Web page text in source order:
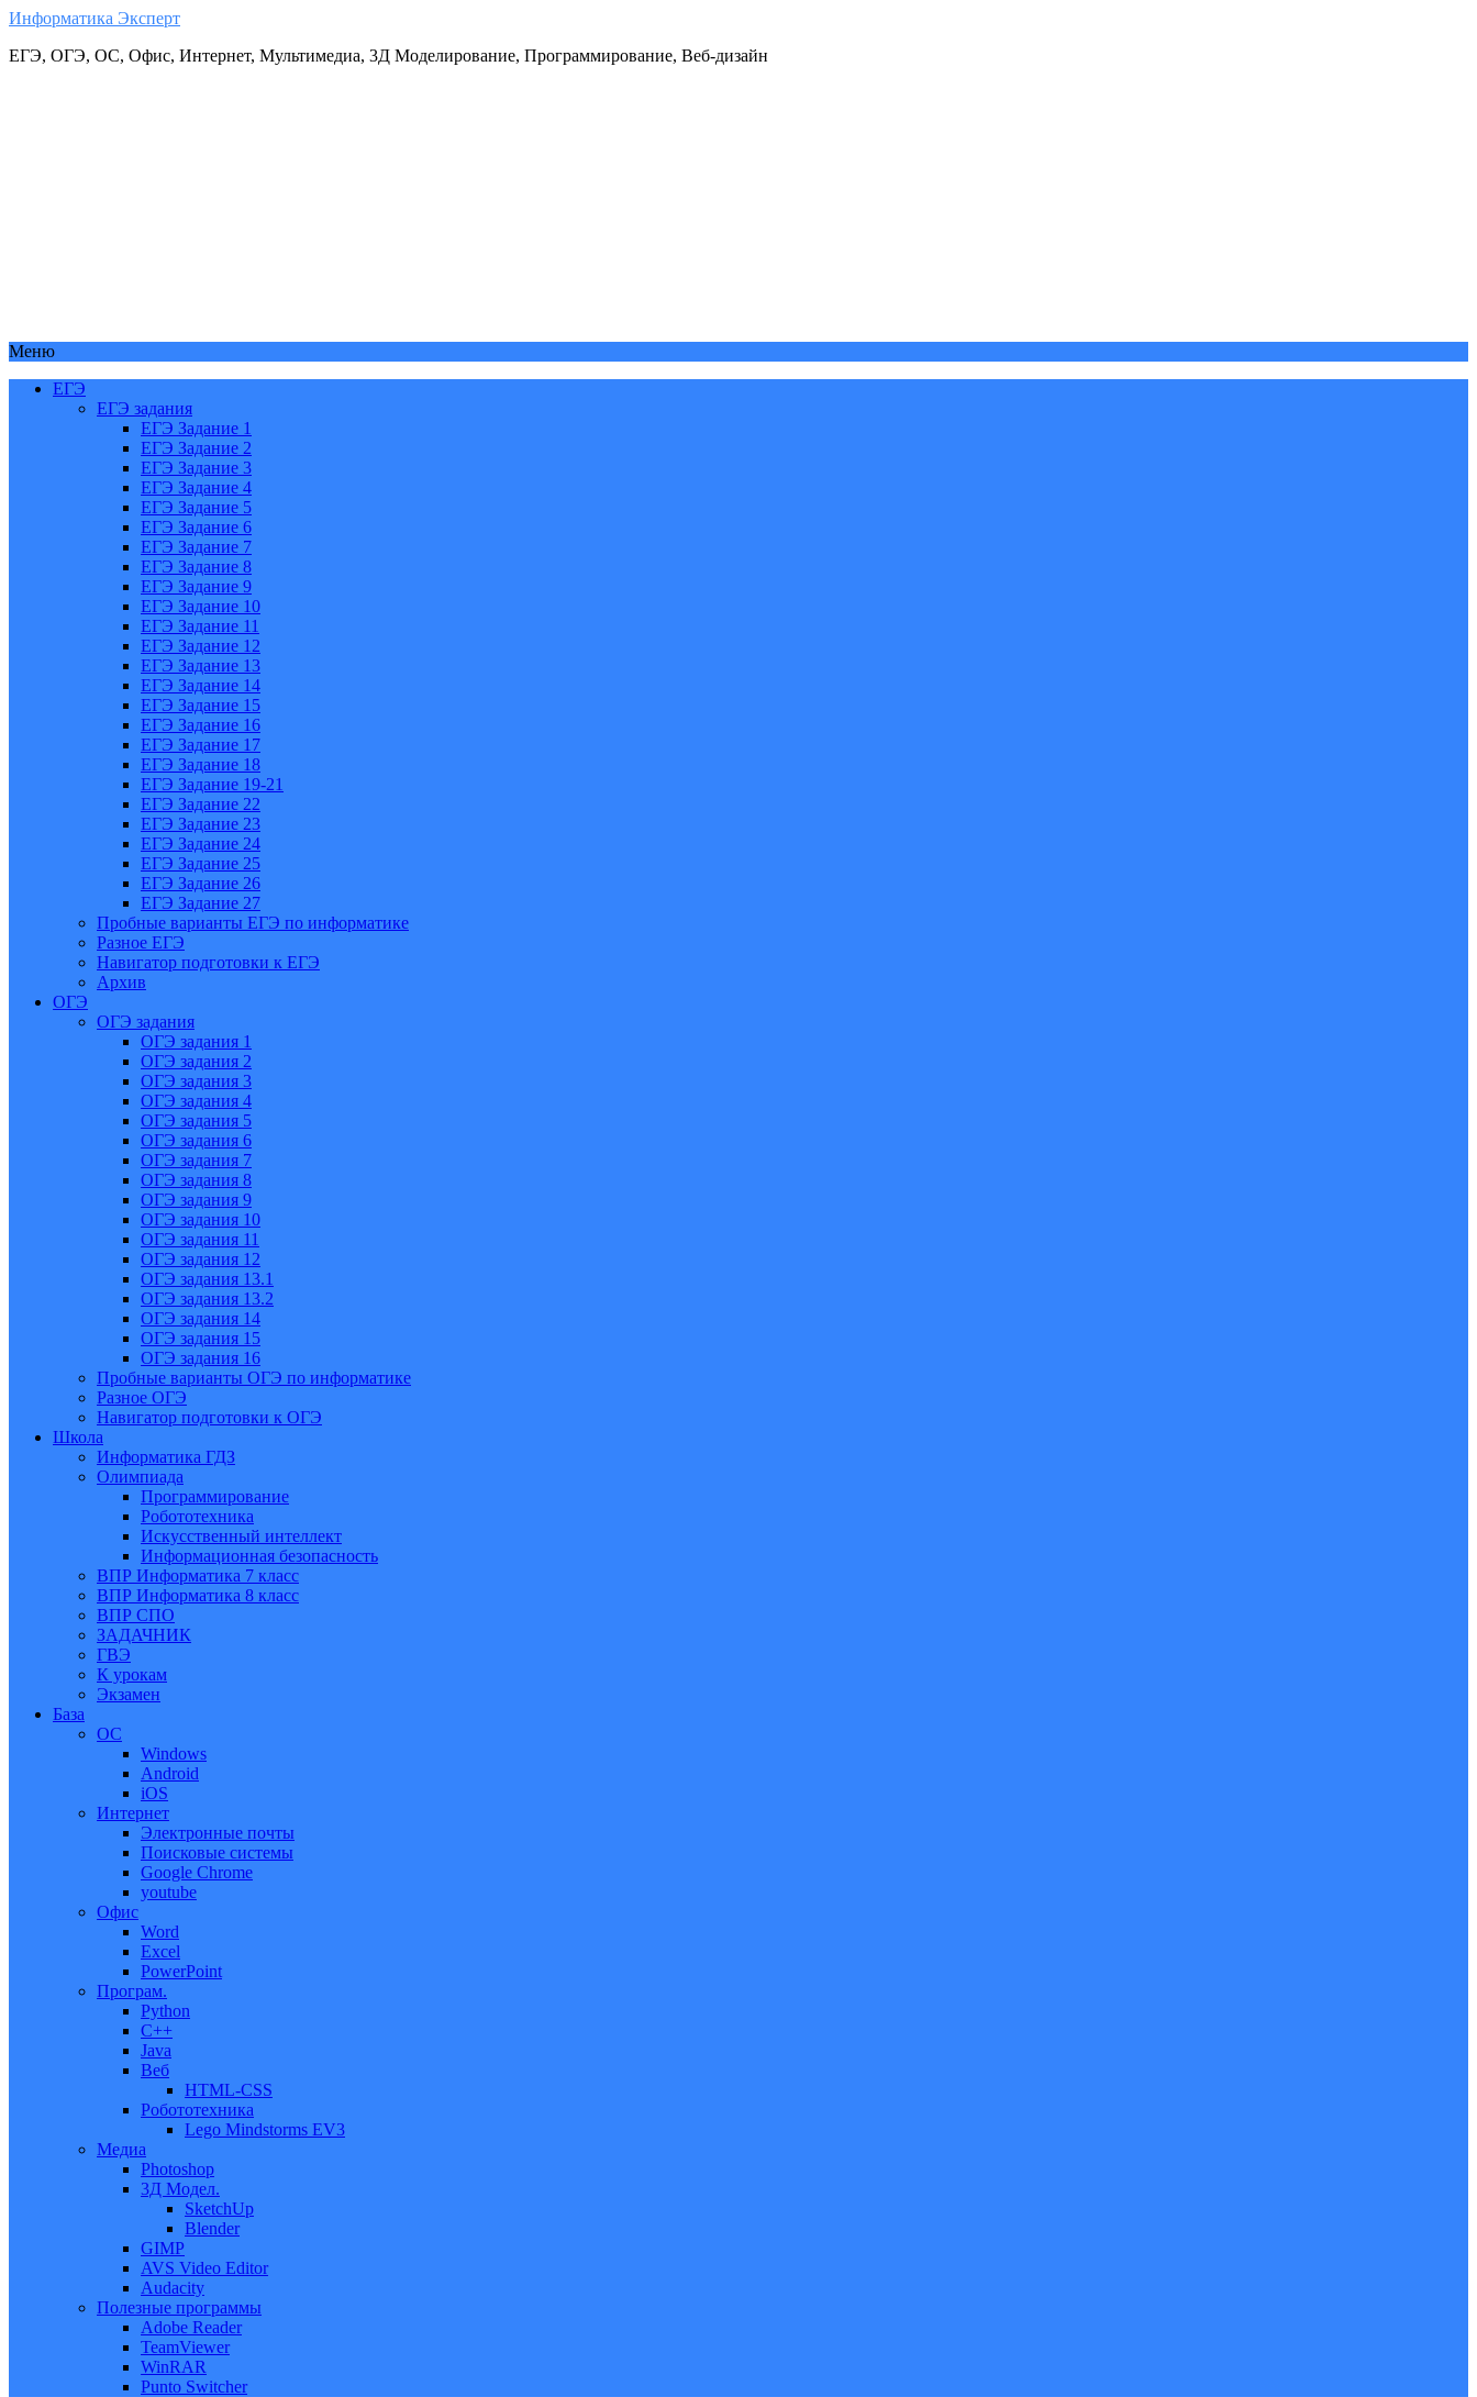
Информатика Эксперт
ЕГЭ, ОГЭ, ОС, Офис, Интернет, Мультимедиа, 3Д Моделирование, Программирование, Веб-дизайн
Меню
ЕГЭ
ЕГЭ задания
ЕГЭ Задание 1
ЕГЭ Задание 2
ЕГЭ Задание 3
ЕГЭ Задание 4
ЕГЭ Задание 5
ЕГЭ Задание 6
ЕГЭ Задание 7
ЕГЭ Задание 8
ЕГЭ Задание 9
ЕГЭ Задание 10
ЕГЭ Задание 11
ЕГЭ Задание 12
ЕГЭ Задание 13
ЕГЭ Задание 14
ЕГЭ Задание 15
ЕГЭ Задание 16
ЕГЭ Задание 17
ЕГЭ Задание 18
ЕГЭ Задание 19-21
ЕГЭ Задание 22
ЕГЭ Задание 23
ЕГЭ Задание 24
ЕГЭ Задание 25
ЕГЭ Задание 26
ЕГЭ Задание 27
Пробные варианты ЕГЭ по информатике
Разное ЕГЭ
Навигатор подготовки к ЕГЭ
Архив
ОГЭ
ОГЭ задания
ОГЭ задания 1
ОГЭ задания 2
ОГЭ задания 3
ОГЭ задания 4
ОГЭ задания 5
ОГЭ задания 6
ОГЭ задания 7
ОГЭ задания 8
ОГЭ задания 9
ОГЭ задания 10
ОГЭ задания 11
ОГЭ задания 12
ОГЭ задания 13.1
ОГЭ задания 13.2
ОГЭ задания 14
ОГЭ задания 15
ОГЭ задания 16
Пробные варианты ОГЭ по информатике
Разное ОГЭ
Навигатор подготовки к ОГЭ
Школа
Информатика ГДЗ
Олимпиада
Программирование
Робототехника
Искусственный интеллект
Информационная безопасность
ВПР Информатика 7 класс
ВПР Информатика 8 класс
ВПР СПО
ЗАДАЧНИК
ГВЭ
К урокам
Экзамен
База
ОС
Windows
Android
iOS
Интернет
Электронные почты
Поисковые системы
Google Chrome
youtube
Офис
Word
Excel
PowerPoint
Програм.
Python
C++
Java
Веб
HTML-CSS
Робототехника
Lego Mindstorms EV3
Медиа
Photoshop
3Д Модел.
SketchUp
Blender
GIMP
AVS Video Editor
Audacity
Полезные программы
Adobe Reader
TeamViewer
WinRAR
Punto Switcher